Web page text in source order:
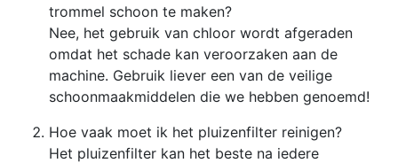
trommel schoon te maken?
Nee, het gebruik van chloor wordt afgeraden
omdat het schade kan veroorzaken aan de
machine. Gebruik liever een van de veilige
schoonmaakmiddelen die we hebben genoemd!
Hoe vaak moet ik het pluizenfilter reinigen?
Het pluizenfilter kan het beste na iedere